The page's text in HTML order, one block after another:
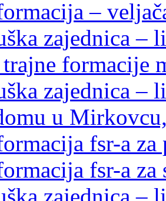
–
zajednica –
formacije
zajednica –
u
fsr-a za
fsr-a za